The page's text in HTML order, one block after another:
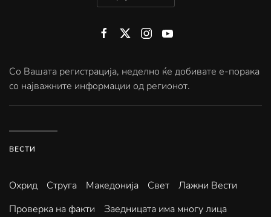
Со Вашата регистрација, неделно ќе добивате е-порака
со најважните информации од регионот.
ВЕСТИ
Охрид Струга Македонија Свет
Лажни Вести
Проверка на факти
Заедницата има многу лица